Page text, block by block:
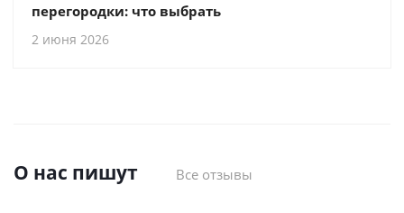
перегородки: что выбрать
2 июня 2026
О нас пишут Все отзывы